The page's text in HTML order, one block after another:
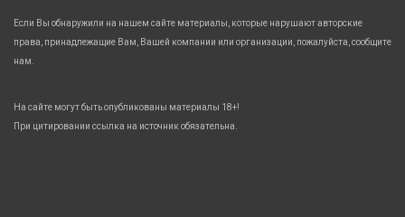
Если Вы обнаружили на нашем сайте материалы, которые нарушают авторские
права, принадлежащие Вам, Вашей компании или организации, пожалуйста, сообщите
нам.
На сайте могут быть опубликованы материалы 18+!
При цитировании ссылка на источник обязательна.